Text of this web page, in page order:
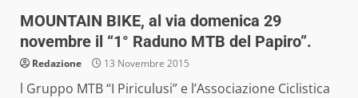
MOUNTAIN BIKE, al via domenica 29
novembre il “1° Raduno MTB del Papiro”.
Redazione 13 Novembre 2015
l Gruppo MTB “I Piriculusi” e l’Associazione Ciclistica